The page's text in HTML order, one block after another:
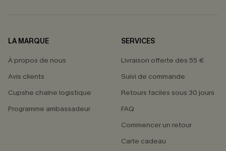
LA MARQUE
À propos de nous
Avis clients
Cupshe chaîne logistique
Programme ambassadeur
SERVICES
Livraison offerte dès 55 €
Suivi de commande
Retours faciles sous 30 jours
FAQ
Commencer un retour
Carte cadeau